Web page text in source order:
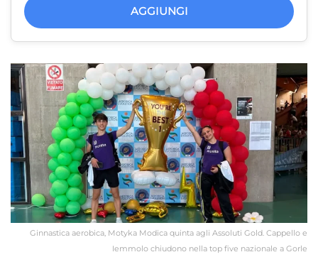
AGGIUNGI
Ginnastica aerobica, Motyka Modica quinta agli Assoluti Gold. Cappello e
Iemmolo chiudono nella top five nazionale a Gorle